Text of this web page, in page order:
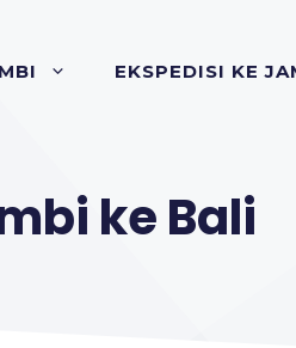
EKSPEDISI KE
ke Bali